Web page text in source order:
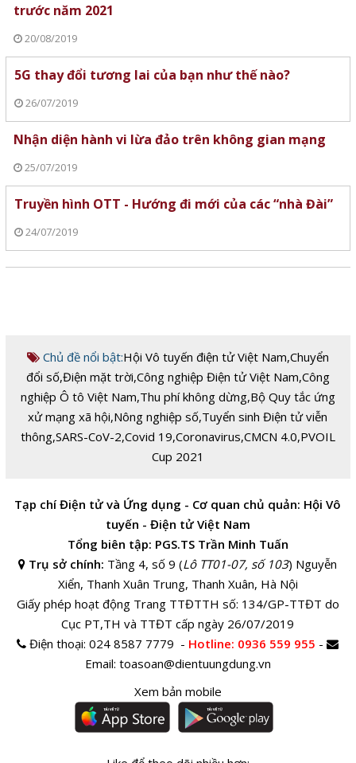
trước năm 2021
20/08/2019
5G thay đổi tương lai của bạn như thế nào?
26/07/2019
Nhận diện hành vi lừa đảo trên không gian mạng
25/07/2019
Truyền hình OTT - Hướng đi mới của các “nhà Đài”
24/07/2019
Chủ đề nổi bật:Hội Vô tuyến điện tử Việt Nam,Chuyển
đổi số,Điện mặt trời,Công nghiệp Điện tử Việt Nam,Công
nghiệp Ô tô Việt Nam,Thu phí không dừng,Bộ Quy tắc ứng
xử mạng xã hội,Nông nghiệp số,Tuyển sinh Điện tử viễn
thông,SARS-CoV-2,Covid 19,Coronavirus,CMCN 4.0,PVOIL
Cup 2021
Tạp chí Điện tử và Ứng dụng - Cơ quan chủ quản: Hội Vô
tuyến - Điện tử Việt Nam
Tổng biên tập: PGS.TS Trần Minh Tuấn
Trụ sở chính: Tầng 4, số 9 (Lô TT01-07, số 103) Nguyễn
Xiển, Thanh Xuân Trung, Thanh Xuân, Hà Nội
Giấy phép hoạt động Trang TTĐTTH số: 134/GP-TTĐT do
Cục PT,TH và TTĐT cấp ngày 26/07/2019
Điện thoại:024 8587 7779 - Hotline: 0936 559 955 -
Email: toasoan@dientuungdung.vn
Xem bản mobile